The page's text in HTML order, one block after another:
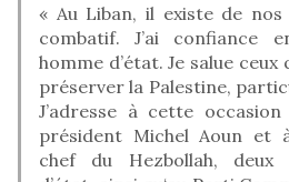
« Au Liban, il existe de
combatif. J’ai confiance
homme d’état. Je salue
préserver la Palestine,
J’adresse à cette
président Michel Aoun et
chef du Hezbollah, deux